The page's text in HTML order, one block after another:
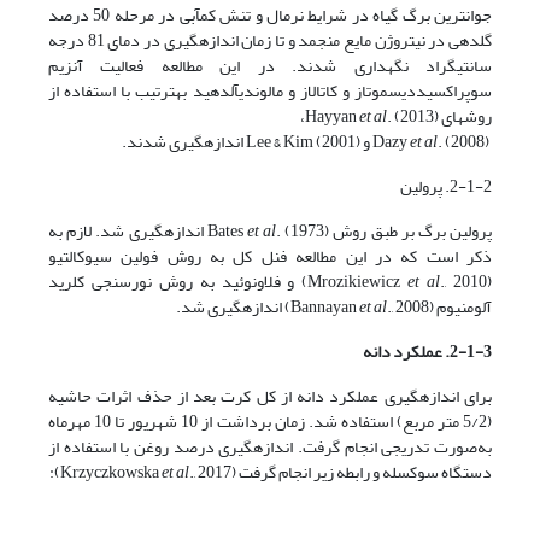
جوان­ترین برگ گیاه در شرایط نرمال و تنش کم­آبی در مرحله 50 درصد
گلدهی در نیتروژن مایع منجمد و تا زمان اندازه­گیری در دمای 81 درجه
سانتی­گراد نگهداری شدند. در این مطالعه فعالیت آنزیم
سوپراکسیددیسموتاز و کاتالاز و مالون­دی­آلدهید به­ترتیب با استفاده از
روش­های Hayyan et al. (2013)،
et al. (2008) و Lee & Kim (2001) اندازه­گیری شدند.
2-1-2. پرولین
پرولین برگ بر طبق روش Bates
et al . (1973) اندازه­گیری شد. لازم به
ذکر است که در این مطالعه فنل کل به روش فولین سیوکالتیو
(Mrozikiewicz
et al ., 2010) و فلاونوئید به روش نورسنجی کلرید
آلومنیوم (Bannayan et al., 2008) اندازه­گیری شد.
2-1-3. عملکرد دانه
برای اندازه­گیری عملکرد دانه از کل کرت بعد از حذف اثرات حاشیه
(5/2 متر مربع) استفاده شد. زمان برداشت از 10 شهریور تا 10 مهرماه
به‌صورت تدریجی انجام گرفت. اندازه­گیری درصد روغن با استفاده از
دستگاه سوکسله و رابطه زیر انجام گرفت (Krzyczkowska et al., 2017):